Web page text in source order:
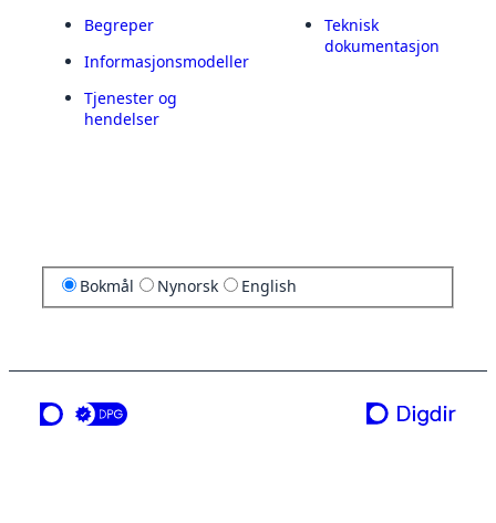
Begreper
Informasjonsmodeller
Tjenester og
hendelser
Teknisk
dokumentasjon
Bokmål Nynorsk English